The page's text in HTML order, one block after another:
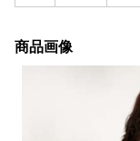
商品画像